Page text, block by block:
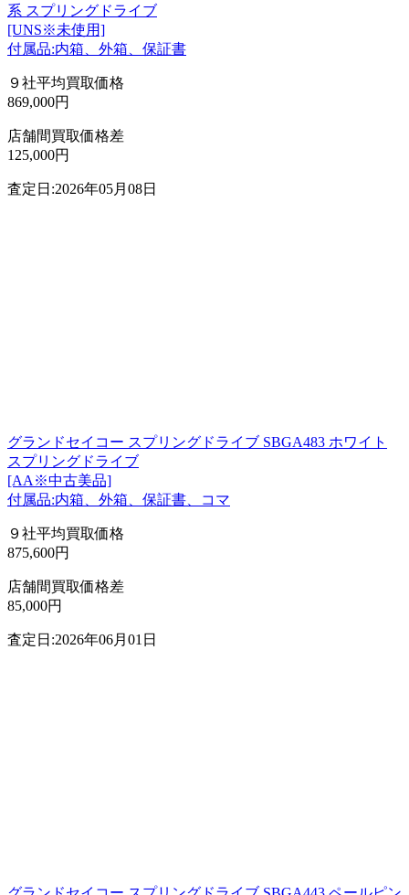
系 スプリングドライブ
[UNS※未使用]
付属品:内箱、外箱、保証書
９社平均買取価格
869,000円
店舗間買取価格差
125,000円
査定日:2026年05月08日
グランドセイコー スプリングドライブ SBGA483 ホワイト
スプリングドライブ
[AA※中古美品]
付属品:内箱、外箱、保証書、コマ
９社平均買取価格
875,600円
店舗間買取価格差
85,000円
査定日:2026年06月01日